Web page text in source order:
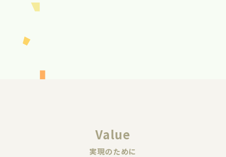
Value
実現のために